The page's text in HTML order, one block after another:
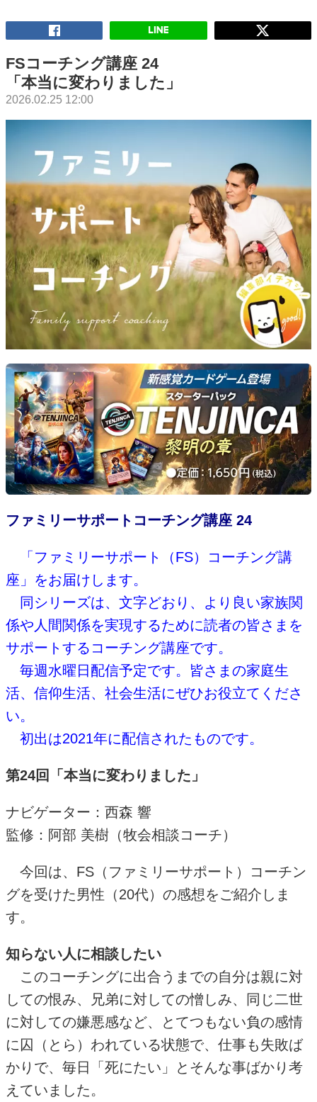
FSコーチング講座 24
「本当に変わりました」
2026.02.25 12:00
ファミリーサポートコーチング講座 24
「ファミリーサポート（FS）コーチング講
座」をお届けします。
同シリーズは、文字どおり、より良い家族関
係や人間関係を実現するために読者の皆さまを
サポートするコーチング講座です。
毎週水曜日配信予定です。皆さまの家庭生
活、信仰生活、社会生活にぜひお役立てくださ
い。
初出は2021年に配信されたものです。
第24回「本当に変わりました」
ナビゲーター：西森 響
監修：阿部 美樹 （牧会相談コーチ）
今回は、FS（ファミリーサポート）コーチン
グを受けた男性（20代）の感想をご紹介しま
す。
知らない人に相談したい
このコーチングに出合うまでの自分は親に対
しての恨み、兄弟に対しての憎しみ、同じ二世
に対しての嫌悪感など、とてつもない負の感情
に囚（とら）われている状態で、仕事も失敗ば
かりで、毎日「死にたい」とそんな事ばかり考
えていました。